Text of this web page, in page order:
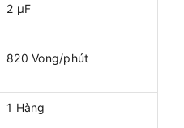
2 μF
820 Vong/phút
1 Hàng